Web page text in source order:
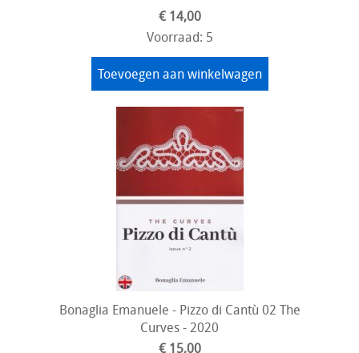
€ 14,00
Voorraad: 5
Toevoegen aan winkelwagen
Bonaglia Emanuele - Pizzo di Cantù 02 The
Curves - 2020
€ 15,00